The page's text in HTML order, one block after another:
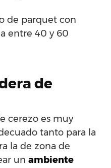
de parquet con
entre 40 y 60
de
cerezo es muy
tanto para la
la de zona de
un ambiente